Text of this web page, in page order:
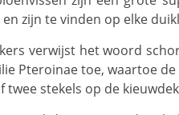
zijn te vinden op elke
Pteroinae toe, waartoe
twee stekels op de